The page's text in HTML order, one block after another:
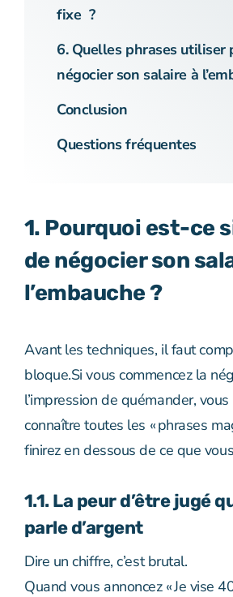
fixe ?
6. Quelles phrases utiliser
négocier son salaire à
Conclusion
Questions fréquentes
1. Pourquoi est-ce
de négocier son
l’embauche ?
Avant les techniques, il faut
bloque.Si vous commencez la
l’impression de quémander,
connaître toutes les « phrases
finirez en dessous de ce que
1.1. La peur d’être jugé
parle d’argent
Dire un chiffre, c’est brutal.
Quand vous annoncez « Je vise